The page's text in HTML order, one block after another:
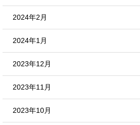
2024年2月
2024年1月
2023年12月
2023年11月
2023年10月